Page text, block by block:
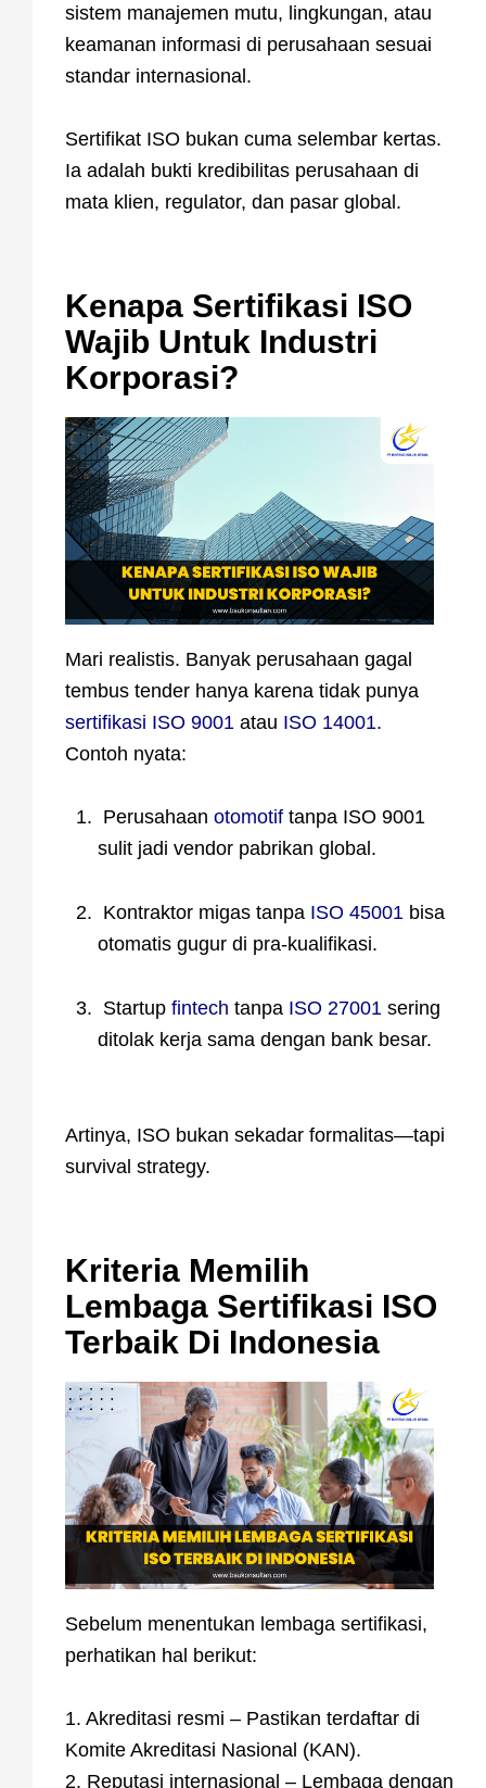
sistem manajemen mutu, lingkungan, atau
keamanan informasi di perusahaan sesuai
standar internasional.
Sertifikat ISO bukan cuma selembar kertas.
Ia adalah bukti kredibilitas perusahaan di
mata klien, regulator, dan pasar global.
Kenapa Sertifikasi ISO
Wajib Untuk Industri
Korporasi?
Mari realistis. Banyak perusahaan gagal
tembus tender hanya karena tidak punya
sertifikasi ISO 9001 atau ISO 14001.
Contoh nyata:
Perusahaan otomotif tanpa ISO 9001
sulit jadi vendor pabrikan global.
Kontraktor migas tanpa ISO 45001 bisa
otomatis gugur di pra-kualifikasi.
Startup fintech tanpa ISO 27001 sering
ditolak kerja sama dengan bank besar.
Artinya, ISO bukan sekadar formalitas—tapi
survival strategy.
Kriteria Memilih
Lembaga Sertifikasi ISO
Terbaik Di Indonesia
Sebelum menentukan lembaga sertifikasi,
perhatikan hal berikut:
1. Akreditasi resmi – Pastikan terdaftar di
Komite Akreditasi Nasional (KAN).
2. Reputasi internasional – Lembaga dengan